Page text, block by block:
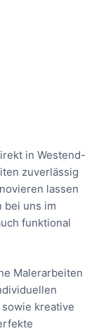
in Westend-
zuverlässig
lassen
bei uns im
funktional
Malerarbeiten
kreative